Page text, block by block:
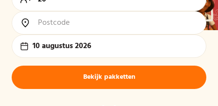
10 augustus 2026
Bekijk pakketten